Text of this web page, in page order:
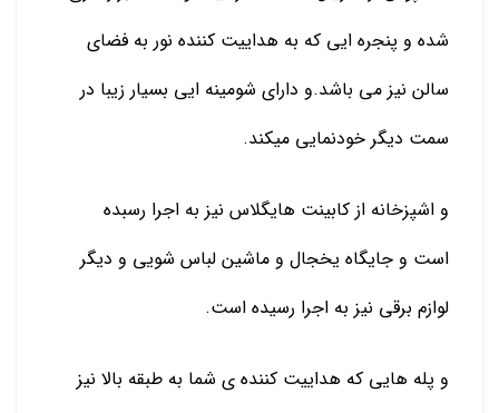
شده و پنجره ایی که به هداییت کننده نور به فضای
سالن نیز می باشد.و دارای شومینه ایی بسیار زیبا در
سمت دیگر خودنمایی میکند.
و اشپزخانه از کابینت هایگلاس نیز به اجرا رسبده
است و جایگاه یخجال و ماشین لباس شویی و دیگر
لوازم برقی نیز به اجرا رسیده است.
و پله هایی که هداییت کننده ی شما به طبقه بالا نیز